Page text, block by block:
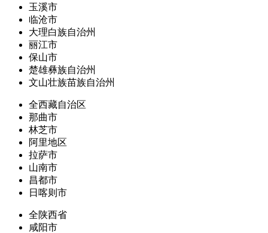
玉溪市
临沧市
大理白族自治州
丽江市
保山市
楚雄彝族自治州
文山壮族苗族自治州
全西藏自治区
那曲市
林芝市
阿里地区
拉萨市
山南市
昌都市
日喀则市
全陕西省
咸阳市